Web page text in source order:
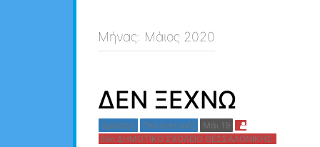
Μήνας: Μάιος 2020
ΔΕΝ ΞΕΧΝΩ
Δράσεις Πολιτιστικές
Μάι 19
69ο ΔΗΜΟΤΙΚΟ ΣΧΟΛΕΙΟ ΘΕΣΣΑΛΟΝΙΚΗΣ